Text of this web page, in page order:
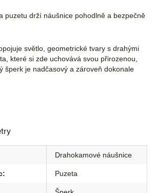
puzetu drží náušnice pohodlně a bezpečně
světlo, geometrické tvary s drahými
které si zde uchovává svou přirozenou,
šperk je nadčasový a zároveň dokonale
Drahokamové náušnice
: Puzeta